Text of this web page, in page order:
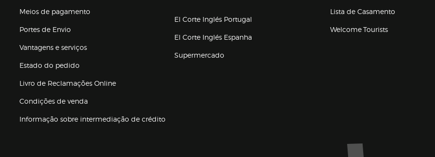
Meios de pagamento
Portes de Envio
Vantagens e serviços
Estado do pedido
Livro de Reclamações Online
Condições de venda
Informação sobre intermediação de crédito
El Corte Inglés Portugal
El Corte Inglés Espanha
Supermercado
Lista de Casamento
Welcome Tourists
Marca El Corte Inglés